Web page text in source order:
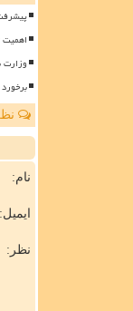
وزارت
نام:
ایمیل:
نظر: